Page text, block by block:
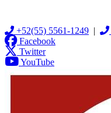
+52(55) 5561-1249 |
Facebook
Twitter
YouTube